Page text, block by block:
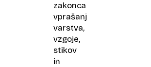
zakonca
vprašanj
varstva,
vzgoje,
stikov
in